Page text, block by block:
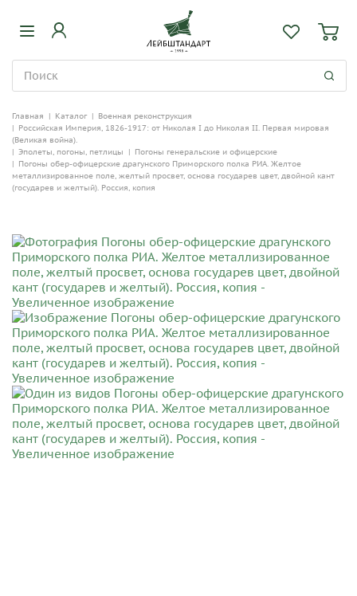
Главная | Каталог | Военная реконструкция
| Российская Империя, 1826-1917: от Николая I до Николая II. Первая мировая
(Великая война).
| Эполеты, погоны, петлицы | Погоны генеральские и офицерские
| Погоны обер-офицерские драгунского Приморского полка РИА. Желтое
металлизированное поле, желтый просвет, основа государев цвет, двойной кант
(государев и желтый). Россия, копия